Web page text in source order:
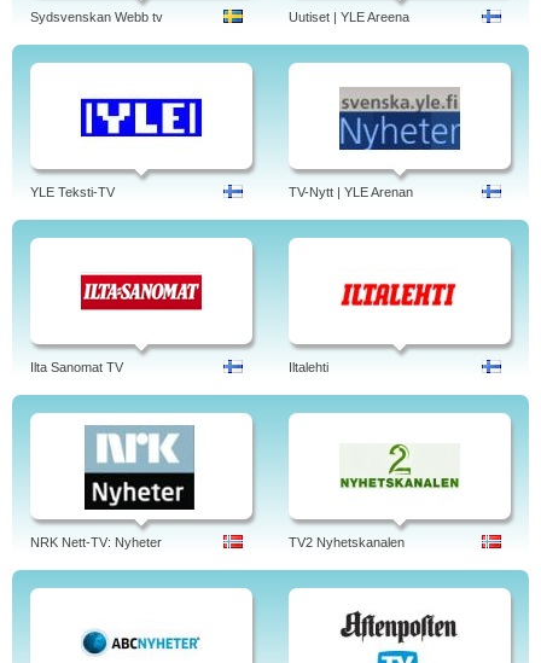
Sydsvenskan Webb tv Uutiset | YLE Areena
YLE Teksti-TV TV-Nytt | YLE Arenan
Ilta Sanomat TV Iltalehti
NRK Nett-TV: Nyheter TV2 Nyhetskanalen